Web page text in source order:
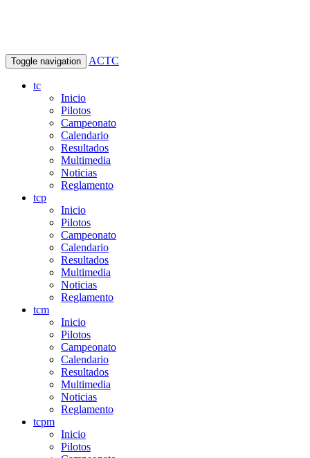
Toggle navigation ACTC
tc
Inicio
Pilotos
Campeonato
Calendario
Resultados
Multimedia
Noticias
Reglamento
tcp
Inicio
Pilotos
Campeonato
Calendario
Resultados
Multimedia
Noticias
Reglamento
tcm
Inicio
Pilotos
Campeonato
Calendario
Resultados
Multimedia
Noticias
Reglamento
tcpm
Inicio
Pilotos